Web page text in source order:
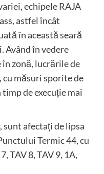
echipele RAJA
astfel încât
în această seară
Având în vedere
zonă, lucrările de
cu măsuri sporite de
de execuție mai
afectați de lipsa
Termic 44, cu
TAV 8, TAV 9, 1A,